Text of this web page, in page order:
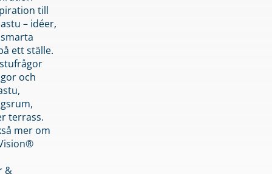
till
– idéer,
ett ställe.
och
terrass.
mer om
&